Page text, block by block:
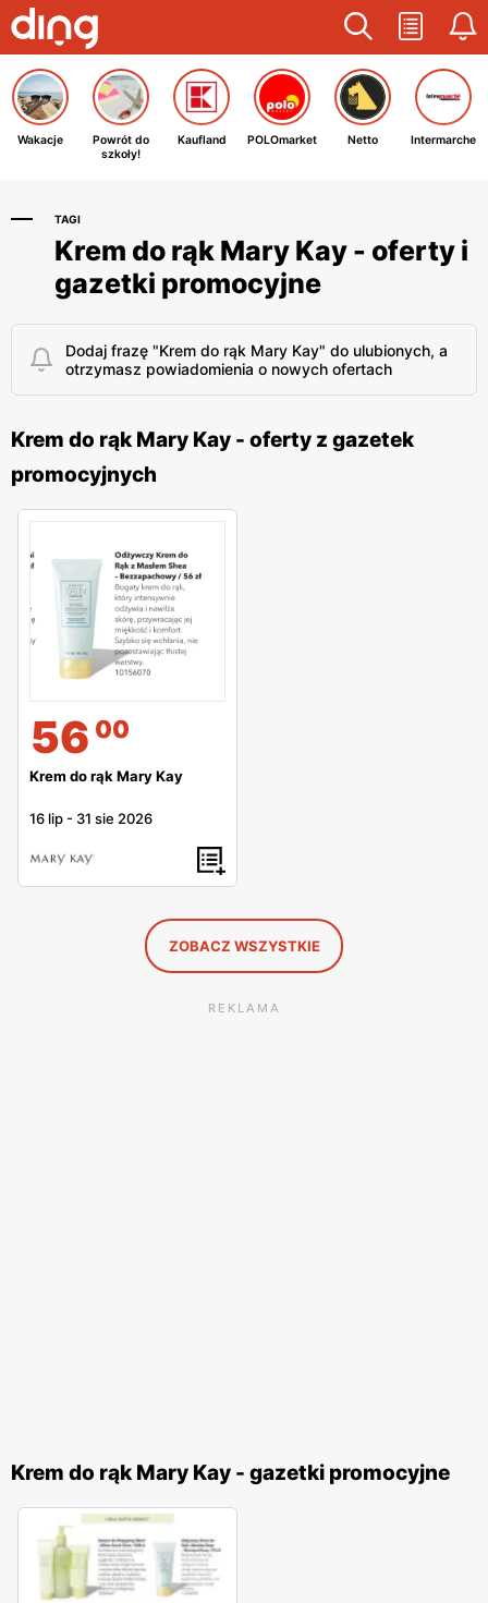
Wakacje
Powrót do
szkoły!
Kaufland POLOmarket Netto Intermarche
TAGI
Krem do rąk Mary Kay - oferty i
gazetki promocyjne
Dodaj frazę "Krem do rąk Mary Kay" do ulubionych, a
otrzymasz powiadomienia o nowych ofertach
Krem do rąk Mary Kay - oferty z gazetek
promocyjnych
56 00
Krem do rąk Mary Kay
16 lip - 31 sie 2026
ZOBACZ WSZYSTKIE
REKLAMA
Krem do rąk Mary Kay - gazetki promocyjne